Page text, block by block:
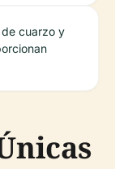
cuarzo y